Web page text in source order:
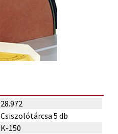
28.972
Csiszolótárcsa 5 db
K-150